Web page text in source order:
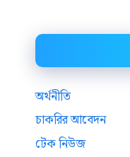
অর্থনীতি
চাকরির আবেদন
টেক নিউজ